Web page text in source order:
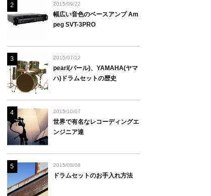
2 2015/09/22
幅広い音色のベースアンプ Am
peg SVT-3PRO
3 2015/07/12
pearl(パール)、YAMAHA(ヤマ
ハ)ドラムセットの歴史
4 2015/10/07
世界で有名なレコーディングエ
ンジニア達
5 2015/08/08
ドラムセットのお手入れ方法